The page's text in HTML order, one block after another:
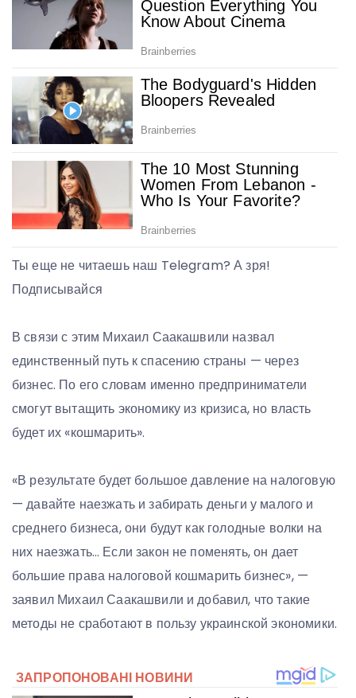
Ты еще не читаешь наш Telegram? А зря!
Подписывайся
В связи с этим Михаил Саакашвили назвал
единственный путь к спасению страны — через
бизнес. По его словам именно предприниматели
смогут вытащить экономику из кризиса, но власть
будет их «кошмарить».
«В результате будет большое давление на налоговую
— давайте наезжать и забирать деньги у малого и
среднего бизнеса, они будут как голодные волки на
них наезжать… Если закон не поменять, он дает
большие права налоговой кошмарить бизнес», —
заявил Михаил Саакашвили и добавил, что такие
методы не сработают в пользу украинской экономики.